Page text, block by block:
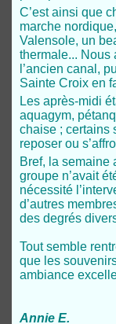
C’est ainsi que
marche
Valensole, un
thermale... Nous
l’ancien canal,
Sainte Croix en
Les après-midi
aquagym,
chaise ; certains
reposer ou
Bref, la semaine
groupe n’avait
nécessité
d’autres
des degrés
Tout semble
que les
ambiance
Annie E.